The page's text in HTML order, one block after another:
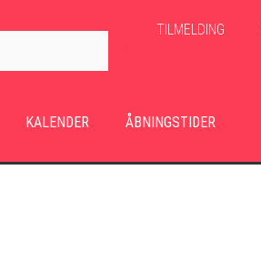
TILMELDING
KALENDER ÅBNINGSTIDER